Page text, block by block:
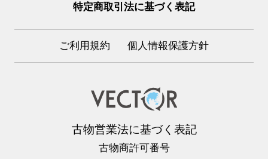
特定商取引法に基づく表記
ご利用規約 個人情報保護方針
古物営業法に基づく表記
古物商許可番号